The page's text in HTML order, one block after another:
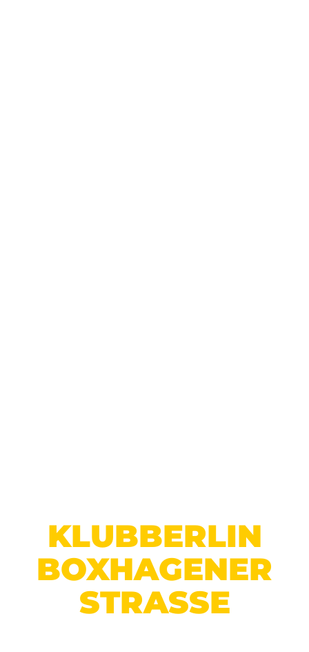
KLUBBERLIN
BOX­HAGENER
STRASSE